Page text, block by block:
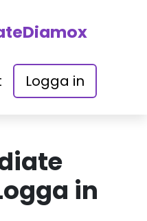
Logga in
in